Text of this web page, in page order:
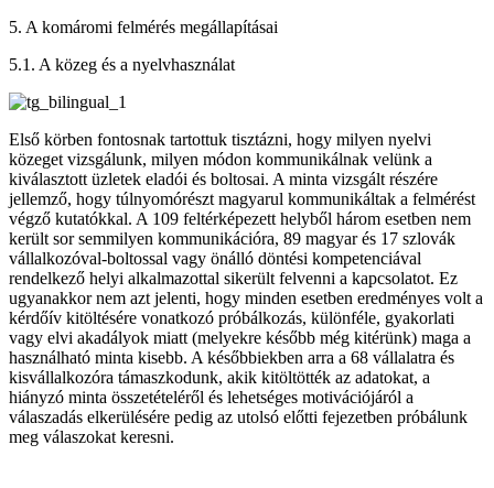
5. A komáromi felmérés megállapításai
5.1. A közeg és a nyelvhasználat
Első körben fontosnak tartottuk tisztázni, hogy milyen nyelvi
közeget vizsgálunk, milyen módon kommunikálnak velünk a
kiválasztott üzletek eladói és boltosai. A minta vizsgált részére
jellemző, hogy túlnyomórészt magyarul kommunikáltak a felmérést
végző kutatókkal. A 109 feltérképezett helyből három esetben nem
került sor semmilyen kommunikációra, 89 magyar és 17 szlovák
vállalkozóval-boltossal vagy önálló döntési kompetenciával
rendelkező helyi alkalmazottal sikerült felvenni a kapcsolatot. Ez
ugyanakkor nem azt jelenti, hogy minden esetben eredményes volt a
kérdőív kitöltésére vonatkozó próbálkozás, különféle, gyakorlati
vagy elvi akadályok miatt (melyekre később még kitérünk) maga a
használható minta kisebb. A későbbiekben arra a 68 vállalatra és
kisvállalkozóra támaszkodunk, akik kitöltötték az adatokat, a
hiányzó minta összetételéről és lehetséges motivációjáról a
válaszadás elkerülésére pedig az utolsó előtti fejezetben próbálunk
meg válaszokat keresni.